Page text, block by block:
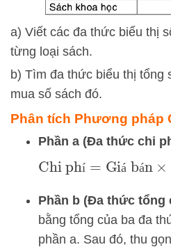
a) Viết các đa thức biểu thị
từng loại sách.
b) Tìm đa thức biểu thị tổng
mua số sách đó.
Phân tích Phương pháp
Phần a (Đa thức chi
í á á
Chi phí =Giá bán×
Phần b (Đa thức tổng
bằng tổng của ba đa
phần a. Sau đó, thu